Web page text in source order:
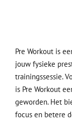
Pre Workout is
jouw fysieke
trainingssessie.
is Pre Workout
geworden. Het
focus en betere